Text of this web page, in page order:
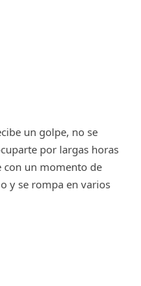
un golpe, no se
por largas horas
un momento de
y se rompa en varios